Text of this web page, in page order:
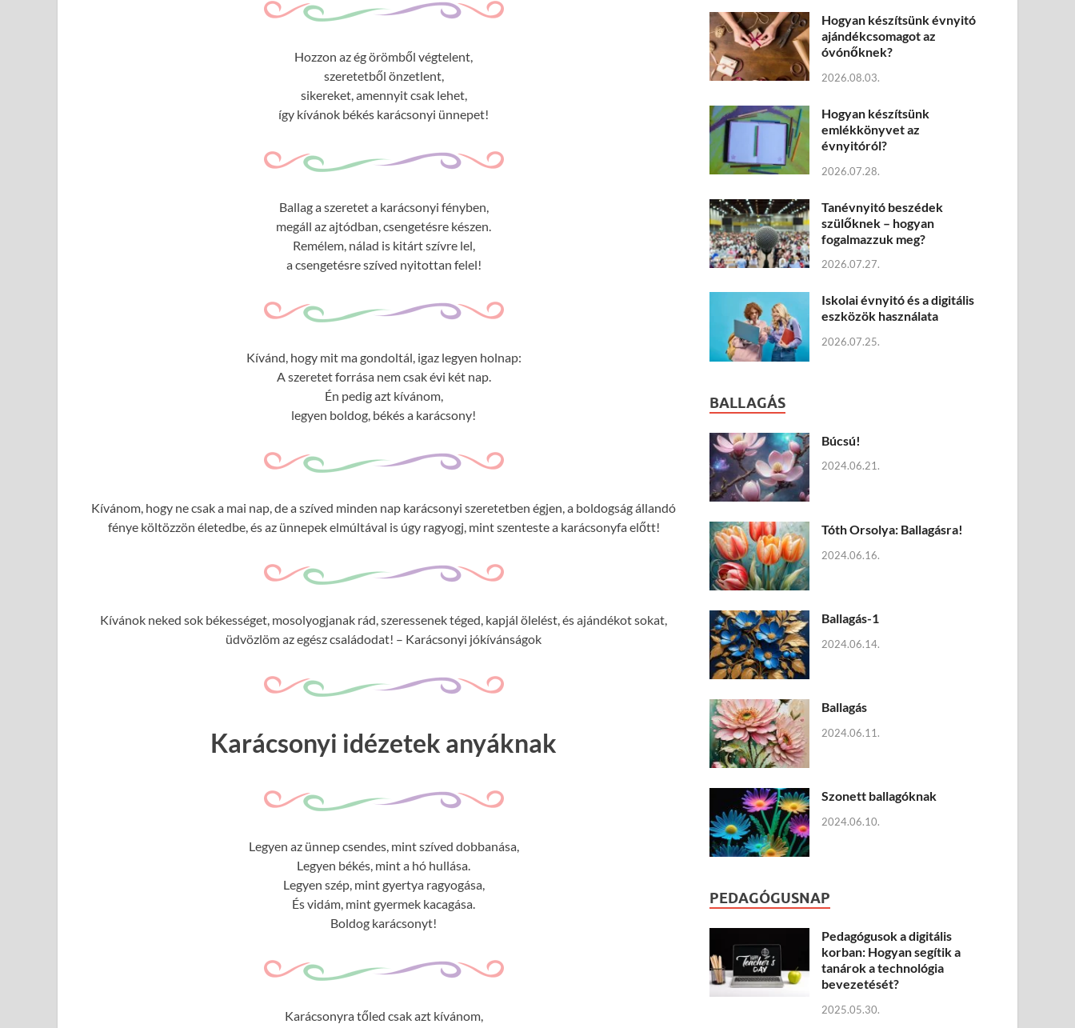
Hozzon az ég örömből végtelent,
szeretetből önzetlent,
sikereket, amennyit csak lehet,
így kívánok békés karácsonyi ünnepet!
Ballag a szeretet a karácsonyi fényben,
megáll az ajtódban, csengetésre készen.
Remélem, nálad is kitárt szívre lel,
a csengetésre szíved nyitottan felel!
Kívánd, hogy mit ma gondoltál, igaz legyen holnap:
A szeretet forrása nem csak évi két nap.
Én pedig azt kívánom,
legyen boldog, békés a karácsony!
Kívánom, hogy ne csak a mai nap, de a szíved minden nap karácsonyi szeretetben égjen, a boldogság állandó
fénye költözzön életedbe, és az ünnepek elmúltával is úgy ragyogj, mint szenteste a karácsonyfa előtt!
Kívánok neked sok békességet, mosolyogjanak rád, szeressenek téged, kapjál ölelést, és ajándékot sokat,
üdvözlöm az egész családodat! – Karácsonyi jókívánságok
Karácsonyi idézetek anyáknak
Legyen az ünnep csendes, mint szíved dobbanása,
Legyen békés, mint a hó hullása.
Legyen szép, mint gyertya ragyogása,
És vidám, mint gyermek kacagása.
Boldog karácsonyt!
Karácsonyra tőled csak azt kívánom,
Hogyan készítsünk évnyitó
ajándékcsomagot az
óvónőknek?
2026.08.03.
Hogyan készítsünk
emlékkönyvet az
évnyitóról?
2026.07.28.
Tanévnyitó beszédek
szülőknek – hogyan
fogalmazzuk meg?
2026.07.27.
Iskolai évnyitó és a digitális
eszközök használata
2026.07.25.
BALLAGÁS
Búcsú!
2024.06.21.
Tóth Orsolya: Ballagásra!
2024.06.16.
Ballagás-1
2024.06.14.
Ballagás
2024.06.11.
Szonett ballagóknak
2024.06.10.
PEDAGÓGUSNAP
Pedagógusok a digitális
korban: Hogyan segítik a
tanárok a technológia
bevezetését?
2025.05.30.